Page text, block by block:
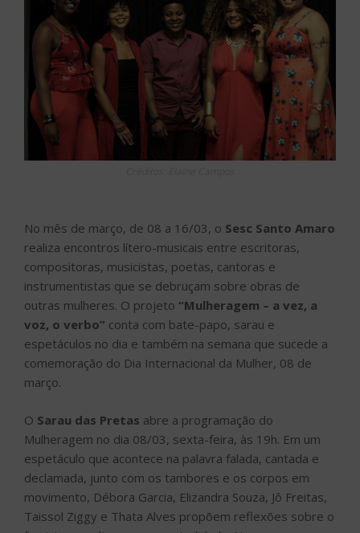
No mês de março, de 08 a 16/03, o Sesc Santo Amaro
realiza encontros lítero-musicais entre escritoras,
compositoras, musicistas, poetas, cantoras e
instrumentistas que se debruçam sobre obras de
outras mulheres. O projeto “Mulheragem – a vez, a
voz, o verbo” conta com bate-papo, sarau e
espetáculos no dia e também na semana que sucede a
comemoração do Dia Internacional da Mulher, 08 de
março.
O Sarau das Pretas abre a programação do
Mulheragem no dia 08/03, sexta-feira, às 19h. Em um
espetáculo que acontece na palavra falada, cantada e
declamada, junto com os tambores e os corpos em
movimento, Débora Garcia, Elizandra Souza, Jô Freitas,
Taissol Ziggy e Thata Alves propõem reflexões sobre o